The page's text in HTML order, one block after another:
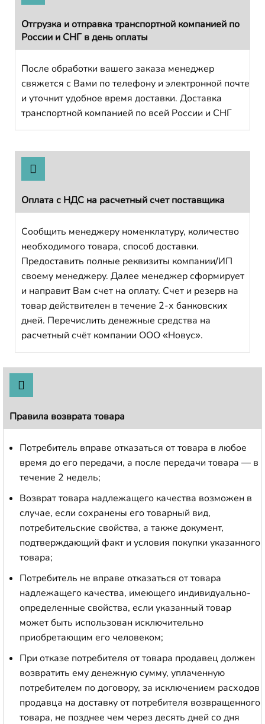
Отгрузка и отправка транспортной компанией по
России и СНГ в день оплаты
После обработки вашего заказа менеджер
свяжется с Вами по телефону и электронной почте
и уточнит удобное время доставки. Доставка
транспортной компанией по всей России и СНГ
Оплата с НДС на расчетный счет поставщика
Сообщить менеджеру номенклатуру, количество
необходимого товара, способ доставки.
Предоставить полные реквизиты компании/ИП
своему менеджеру. Далее менеджер сформирует
и направит Вам счет на оплату. Счет и резерв на
товар действителен в течение 2-х банковских
дней. Перечислить денежные средства на
расчетный счёт компании ООО «Новус».
Правила возврата товара
Потребитель вправе отказаться от товара в любое
время до его передачи, а после передачи товара — в
течение 2 недель;
Возврат товара надлежащего качества возможен в
случае, если сохранены его товарный вид,
потребительские свойства, а также документ,
подтверждающий факт и условия покупки указанного
товара;
Потребитель не вправе отказаться от товара
надлежащего качества, имеющего индивидуально-
определенные свойства, если указанный товар
может быть использован исключительно
приобретающим его человеком;
При отказе потребителя от товара продавец должен
возвратить ему денежную сумму, уплаченную
потребителем по договору, за исключением расходов
продавца на доставку от потребителя возвращенного
товара, не позднее чем через десять дней со дня